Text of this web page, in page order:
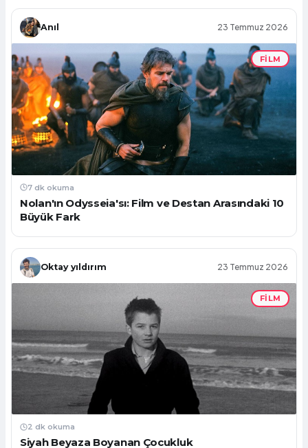
Anıl 23 Temmuz 2026
FILM
7 dk okuma
Nolan'ın Odysseia'sı: Film ve Destan Arasındaki 10
Büyük Fark
Oktay yıldırım 23 Temmuz 2026
FILM
2 dk okuma
Siyah Beyaza Boyanan Çocukluk